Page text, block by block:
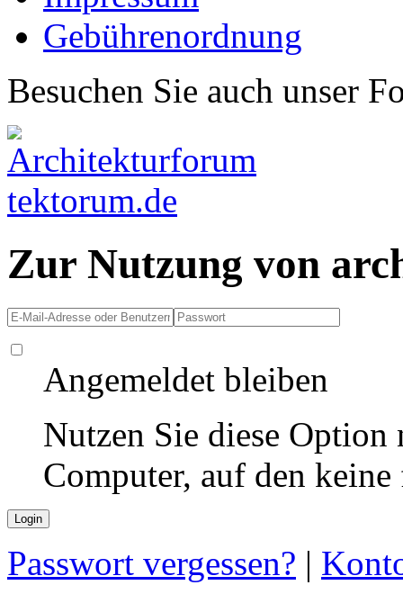
Gebührenordnung
Besuchen Sie auch unser
Zur Nutzung von
Angemeldet bleiben
Nutzen Sie diese
Computer, auf den
Passwort vergessen? |